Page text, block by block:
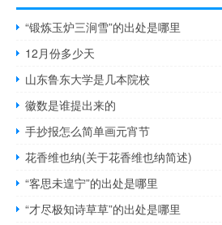
“锻炼玉炉三涧雪”的出处是哪里
12月份多少天
山东鲁东大学是几本院校
徽数是谁提出来的
手抄报怎么简单画元宵节
花香维也纳(关于花香维也纳简述)
“客思未遑宁”的出处是哪里
“才尽极知诗草草”的出处是哪里